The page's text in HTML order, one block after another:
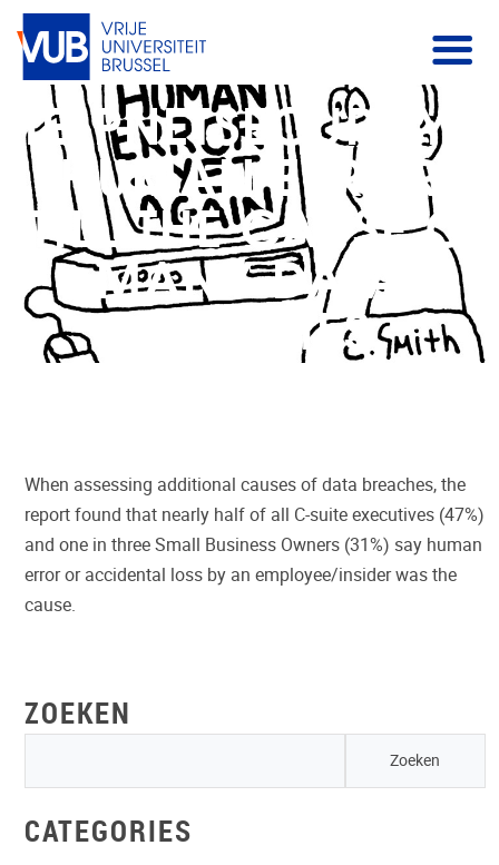
HELPNETSECURITY –
HUMAN ERROR
STILL THE CAUSE OF
MANY DATA
BREACHES.
When assessing additional causes of data breaches, the
report found that nearly half of all C-suite executives (47%)
and one in three Small Business Owners (31%) say human
error or accidental loss by an employee/insider was the
cause.
ZOEKEN
CATEGORIES